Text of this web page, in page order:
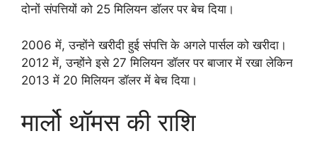
दोनों संपत्तियों को 25 मिलियन डॉलर पर बेच दिया।
2006 में, उन्होंने खरीदी हुई संपत्ति के अगले पार्सल को खरीदा।
2012 में, उन्होंने इसे 27 मिलियन डॉलर पर बाजार में रखा लेकिन
2013 में 20 मिलियन डॉलर में बेच दिया।
मार्लो थॉमस की राशि